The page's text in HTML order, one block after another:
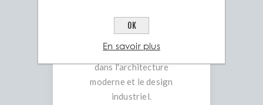
forme carrée offre un
rendu visuel net et
contemporain, très prisé
dans l'architecture
moderne et le design
industriel.
OK
En savoir plus